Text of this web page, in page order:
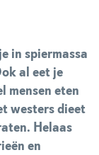
in spiermassa
al eet je
mensen eten
westers dieet
Helaas
en